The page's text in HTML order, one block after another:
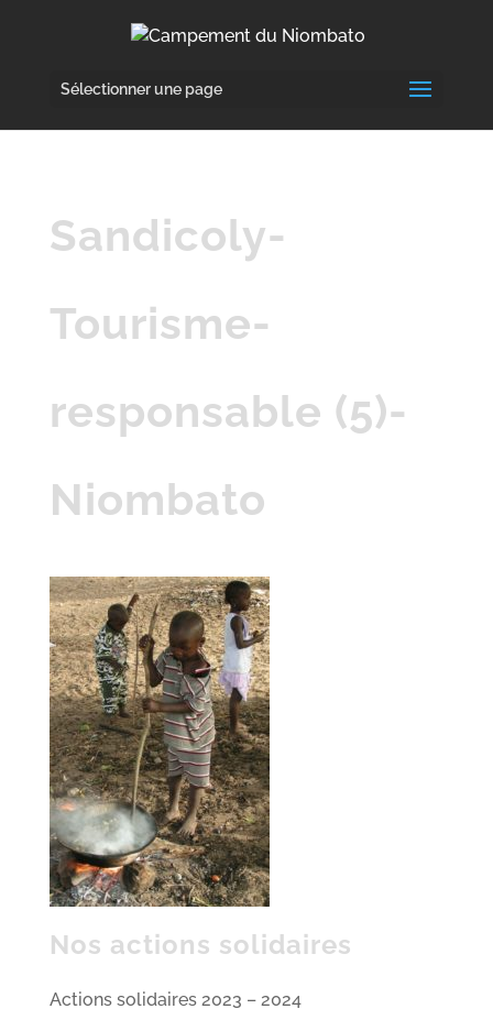
Sélectionner une page
Sandicoly-
Tourisme-
responsable (5)-
Niombato
Nos actions solidaires
Actions solidaires 2023 – 2024